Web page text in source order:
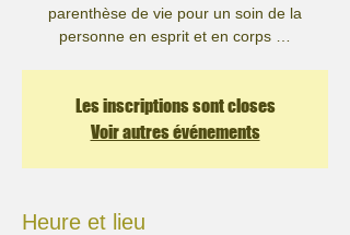
parenthèse de vie pour un soin de la
personne en esprit et en corps …
Les inscriptions sont closes
Voir autres événements
Heure et lieu